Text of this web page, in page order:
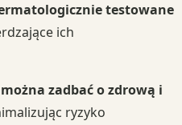
testowane
ich
zadbać o zdrową i
ryzyko